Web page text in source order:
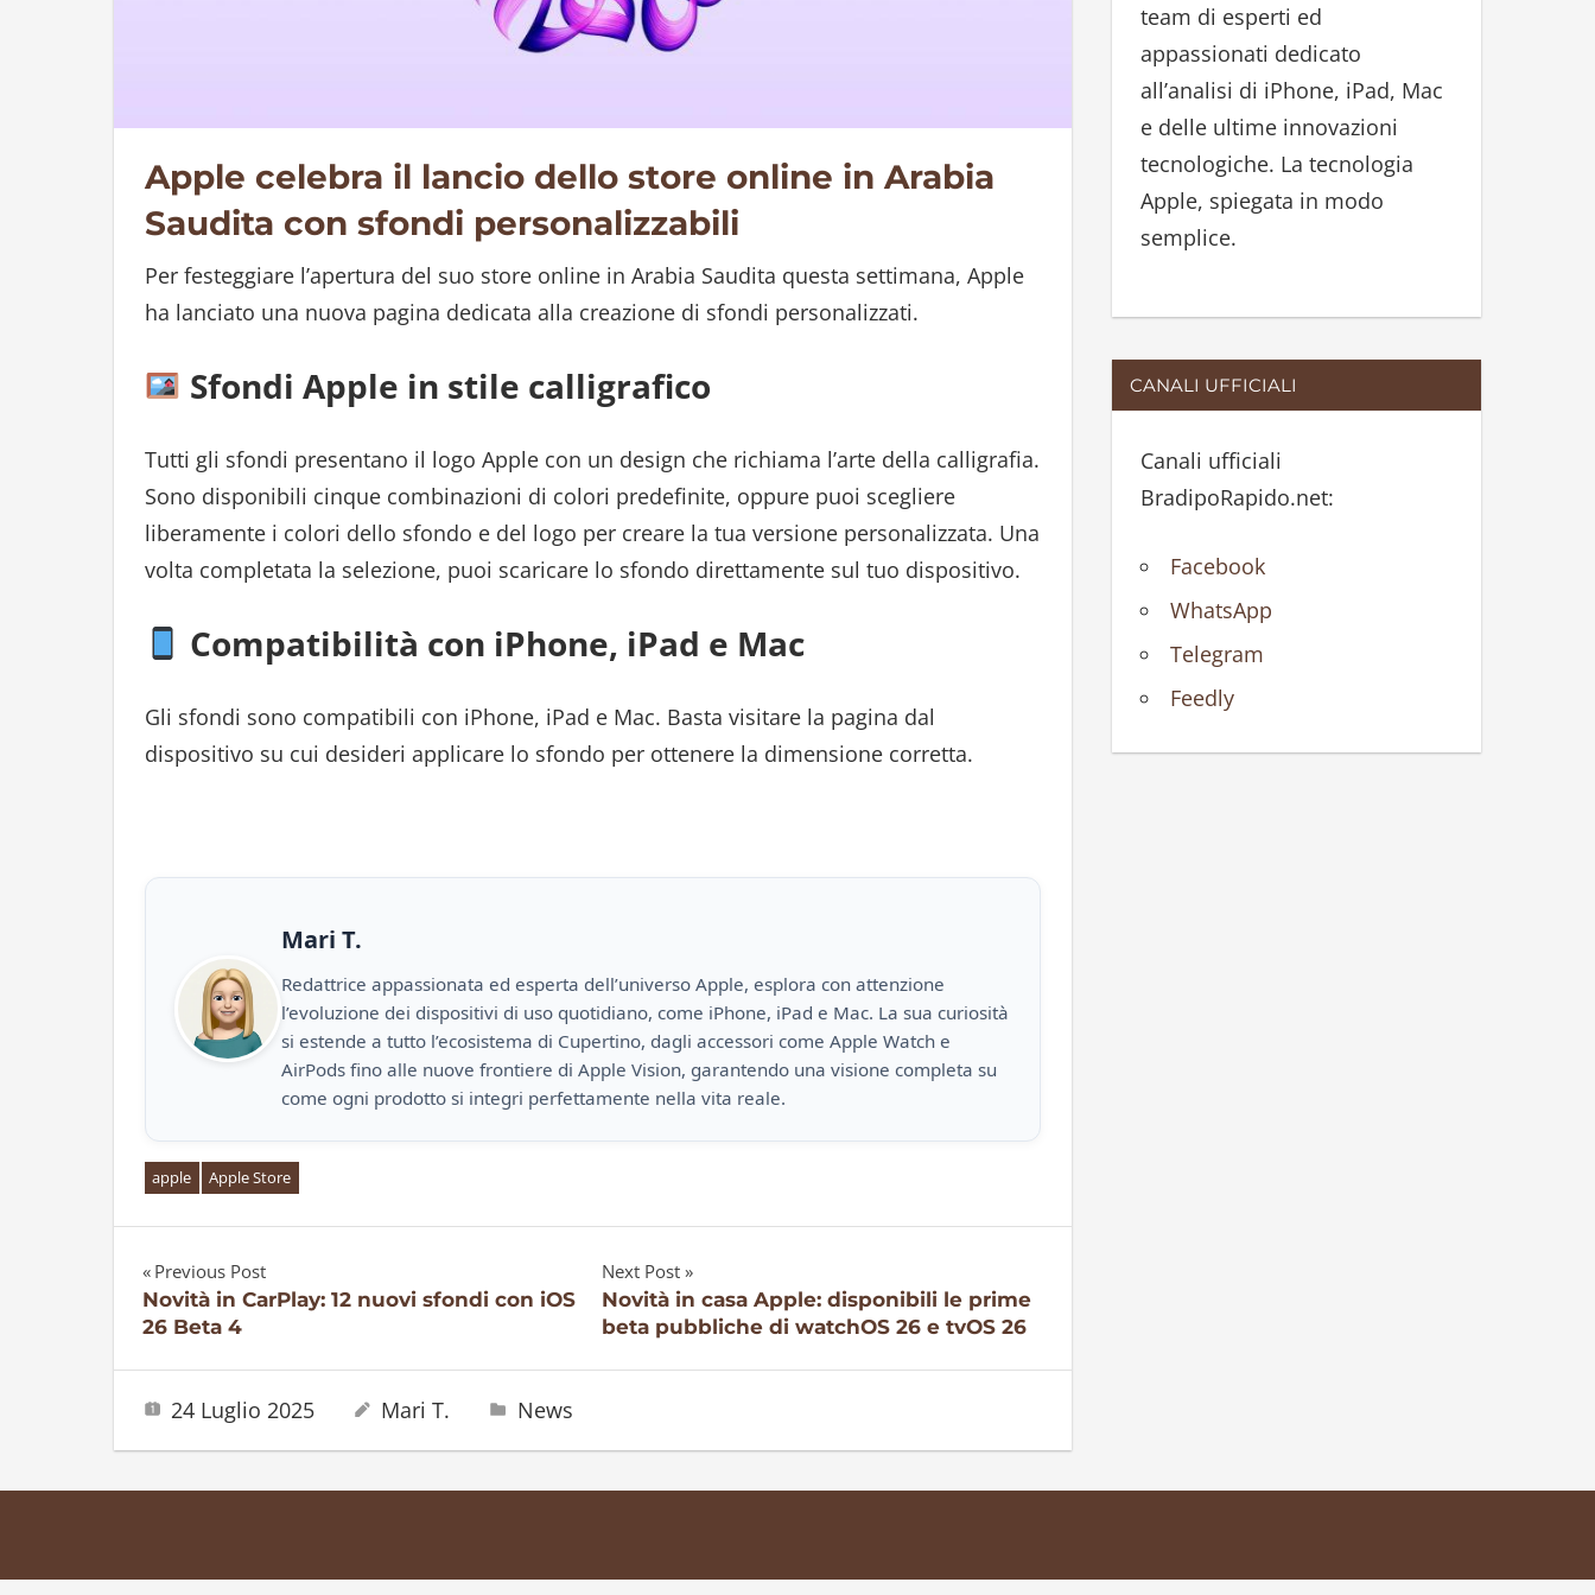
Apple celebra il lancio dello store online in Arabia
Saudita con sfondi personalizzabili
Per festeggiare l’apertura del suo store online in Arabia Saudita questa settimana, Apple
ha lanciato una nuova pagina dedicata alla creazione di sfondi personalizzati.
Sfondi Apple in stile calligrafico
Tutti gli sfondi presentano il logo Apple con un design che richiama l’arte della calligrafia.
Sono disponibili cinque combinazioni di colori predefinite, oppure puoi scegliere
liberamente i colori dello sfondo e del logo per creare la tua versione personalizzata. Una
volta completata la selezione, puoi scaricare lo sfondo direttamente sul tuo dispositivo.
Compatibilità con iPhone, iPad e Mac
Gli sfondi sono compatibili con iPhone, iPad e Mac. Basta visitare la pagina dal
dispositivo su cui desideri applicare lo sfondo per ottenere la dimensione corretta.
Mari T.
Redattrice appassionata ed esperta dell’universo Apple, esplora con attenzione
l’evoluzione dei dispositivi di uso quotidiano, come iPhone, iPad e Mac. La sua curiosità
si estende a tutto l’ecosistema di Cupertino, dagli accessori come Apple Watch e
AirPods fino alle nuove frontiere di Apple Vision, garantendo una visione completa su
come ogni prodotto si integri perfettamente nella vita reale.
apple Apple Store
Navigazione
articoli
Previous Post
Novità in CarPlay: 12 nuovi sfondi con iOS
26 Beta 4
Next Post
Novità in casa Apple: disponibili le prime
beta pubbliche di watchOS 26 e tvOS 26
24 Luglio 2025 Mari T. News
:
team di esperti ed
appassionati dedicato
all’analisi di iPhone, iPad, Mac
e delle ultime innovazioni
tecnologiche. La tecnologia
Apple, spiegata in modo
semplice.
CANALI UFFICIALI
Canali ufficiali
BradipoRapido.net:
Facebook
WhatsApp
Telegram
Feedly